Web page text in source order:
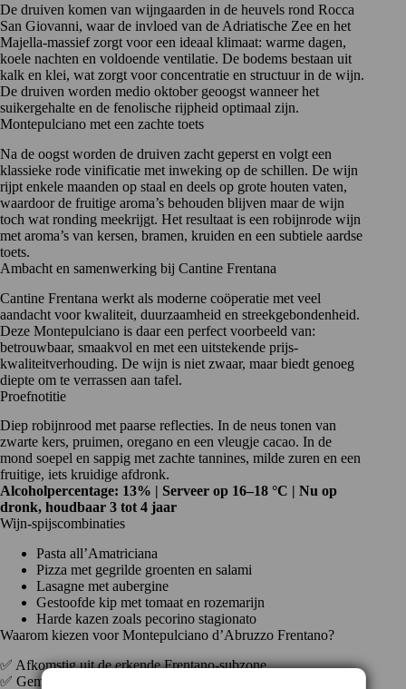
De druiven komen van wijngaarden in de heuvels rond Rocca
San Giovanni, waar de invloed van de Adriatische Zee en het
Majella-massief zorgt voor een ideaal klimaat: warme dagen,
koele nachten en voldoende ventilatie. De bodems bestaan uit
kalk en klei, wat zorgt voor concentratie en structuur in de wijn.
De druiven worden medio oktober geoogst wanneer het
suikergehalte en de fenolische rijpheid optimaal zijn.
Montepulciano met een zachte toets
Na de oogst worden de druiven zacht geperst en volgt een
klassieke rode vinificatie met inweking op de schillen. De wijn
rijpt enkele maanden op staal en deels op grote houten vaten,
waardoor de fruitige aroma’s behouden blijven maar de wijn
toch wat ronding meekrijgt. Het resultaat is een robijnrode wijn
met aroma’s van kersen, bramen, kruiden en een subtiele aardse
toets.
Ambacht en samenwerking bij Cantine Frentana
Cantine Frentana werkt als moderne coöperatie met veel
aandacht voor kwaliteit, duurzaamheid en streekgebondenheid.
Deze Montepulciano is daar een perfect voorbeeld van:
betrouwbaar, smaakvol en met een uitstekende prijs-
kwaliteitverhouding. De wijn is niet zwaar, maar biedt genoeg
diepte om te verrassen aan tafel.
Proefnotitie
Diep robijnrood met paarse reflecties. In de neus tonen van
zwarte kers, pruimen, oregano en een vleugje cacao. In de
mond soepel en sappig met zachte tannines, milde zuren en een
fruitige, iets kruidige afdronk.
Alcoholpercentage: 13% | Serveer op 16–18 °C | Nu op
dronk, houdbaar 3 tot 4 jaar
Wijn-spijscombinaties
Pasta all’Amatriciana
Pizza met gegrilde groenten en salami
Lasagne met aubergine
Gestoofde kip met tomaat en rozemarijn
Harde kazen zoals pecorino stagionato
Waarom kiezen voor Montepulciano d’Abruzzo Frentano?
✅ Afkomstig uit de erkende Frentano-subzone
✅ Gemaakt door een duurzame kwaliteitscoöperatie